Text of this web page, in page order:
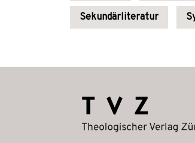
Sekundärliteratur